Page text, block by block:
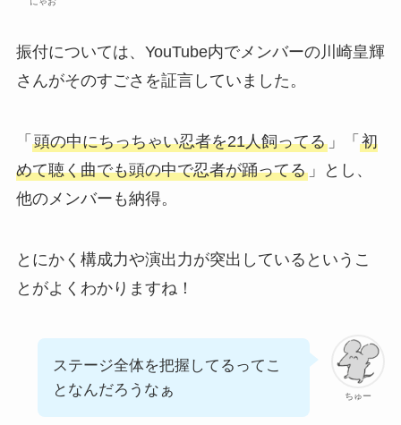
振付については、YouTube内でメンバーの川崎皇輝
さんがそのすごさを証言していました。
「 頭の中にちっちゃい忍者を21人飼ってる」「 初
めて聴く曲でも頭の中で忍者が踊ってる」とし、
他のメンバーも納得。
とにかく構成力や演出力が突出しているというこ
とがよくわかりますね！
ちゅー
ステージ全体を把握してるってこ
となんだろうなぁ